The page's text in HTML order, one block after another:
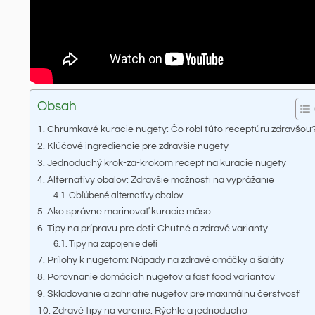
Obsah
Chrumkavé kuracie nugety: Čo robí túto receptúru
Kľúčové ingrediencie pre zdravšie nugety
Jednoduchý krok-za-krokom recept na kuracie nugety
Alternatívy obalov: Zdravšie možnosti na vyprážanie
Obľúbené alternatívy obalov
Ako správne marinovať kuracie mäso
Tipy na prípravu pre deti: Chutné a zdravé varianty
Tipy na zapojenie detí
Prílohy k nugetom: Nápady na zdravé omáčky a šaláty
Porovnanie domácich nugetov a fast food variantov
Skladovanie a zahriatie nugetov pre maximálnu čerstvosť
Zdravé tipy na varenie: Rýchle a jednoducho